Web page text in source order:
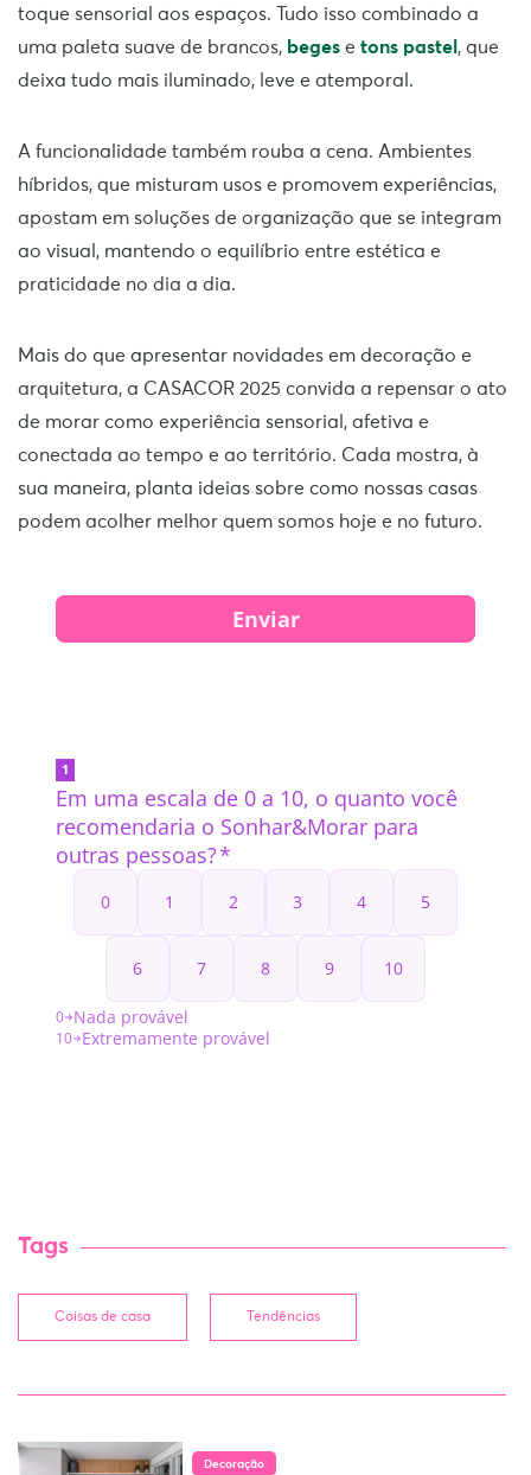
toque sensorial aos espaços. Tudo isso combinado a
uma paleta suave de brancos, beges e tons pastel , que
deixa tudo mais iluminado, leve e atemporal.
A funcionalidade também rouba a cena. Ambientes
híbridos, que misturam usos e promovem experiências,
apostam em soluções de organização que se integram
ao visual, mantendo o equilíbrio entre estética e
praticidade no dia a dia.
Mais do que apresentar novidades em decoração e
arquitetura, a CASACOR 2025 convida a repensar o ato
de morar como experiência sensorial, afetiva e
conectada ao tempo e ao território. Cada mostra, à
sua maneira, planta ideias sobre como nossas casas
podem acolher melhor quem somos hoje e no futuro.
Tags
Coisas de casa Tendências
Decoração